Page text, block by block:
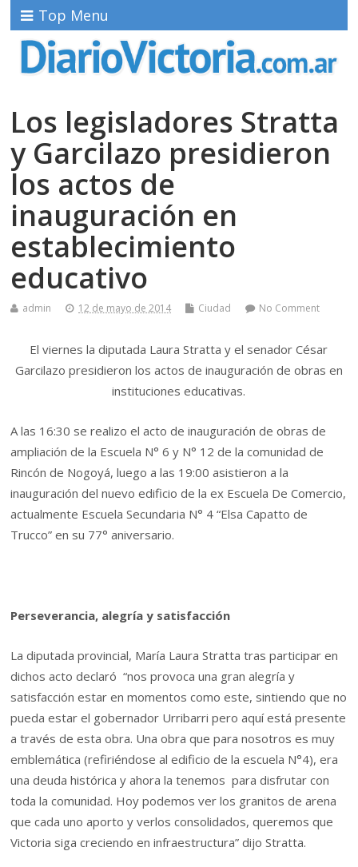
Top Menu
Los legisladores Stratta
y Garcilazo presidieron
los actos de
inauguración en
establecimiento
educativo
admin 12 de mayo de 2014 Ciudad No Comment
El viernes la diputada Laura Stratta y el senador César
Garcilazo presidieron los actos de inauguración de obras en
instituciones educativas.
A las 16:30 se realizo el acto de inauguración de obras de
ampliación de la Escuela N° 6 y N° 12 de la comunidad de
Rincón de Nogoyá, luego a las 19:00 asistieron a la
inauguración del nuevo edificio de la ex Escuela De Comercio,
actualmente Escuela Secundaria N° 4 “Elsa Capatto de
Trucco” en su 77° aniversario.
Perseverancia, alegría y satisfacción
La diputada provincial, María Laura Stratta tras participar en
dichos acto declaró “nos provoca una gran alegría y
satisfacción estar en momentos como este, sintiendo que no
pueda estar el gobernador Urribarri pero aquí está presente
a través de esta obra. Una obra que para nosotros es muy
emblemática (refiriéndose al edificio de la escuela N°4), era
una deuda histórica y ahora la tenemos para disfrutar con
toda la comunidad. Hoy podemos ver los granitos de arena
que cada uno aporto y verlos consolidados, queremos que
Victoria siga creciendo en infraestructura” dijo Stratta.